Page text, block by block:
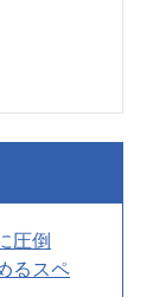
圧倒
るスペ